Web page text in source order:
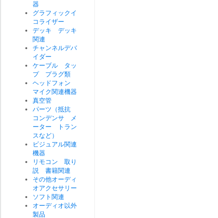
器
グラフィックイ
コライザー
デッキ デッキ
関連
チャンネルデバ
イダー
ケーブル タッ
プ プラグ類
ヘッドフォン
マイク関連機器
真空管
パーツ（抵抗
コンデンサ メ
ーター トラン
スなど）
ビジュアル関連
機器
リモコン 取り
説 書籍関連
その他オーディ
オアクセサリー
ソフト関連
オーディオ以外
製品